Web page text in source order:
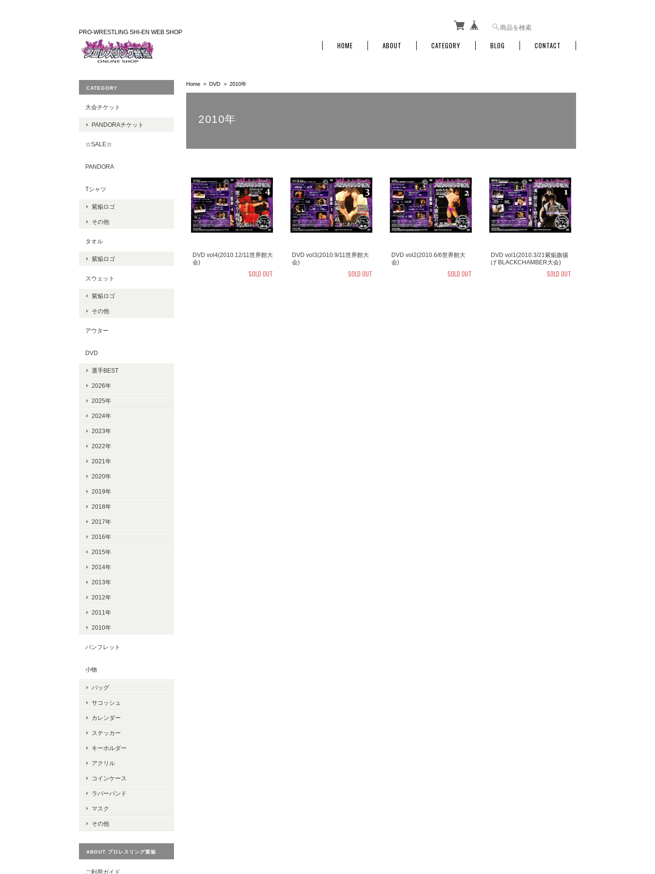
PRO-WRESTLING SHI-EN WEB SHOP
HOME ABOUT CATEGORY BLOG CONTACT
Home DVD 2010年
2010年
DVD vol4(2010.12/11世界館大
会)
SOLD OUT
DVD vol3(2010.9/11世界館大
会)
SOLD OUT
DVD vol2(2010.6/6世界館大
会)
SOLD OUT
DVD vol1(2010.3/21紫焔旗揚
げ BLACKCHAMBER大会)
SOLD OUT
CATEGORY
大会チケット
PANDORAチケット
☆SALE☆
PANDORA
Tシャツ
紫焔ロゴ
その他
タオル
紫焔ロゴ
スウェット
紫焔ロゴ
その他
アウター
DVD
選手BEST
2026年
2025年
2024年
2023年
2022年
2021年
2020年
2019年
2018年
2017年
2016年
2015年
2014年
2013年
2012年
2011年
2010年
パンフレット
小物
バッグ
サコッシュ
カレンダー
ステッカー
キーホルダー
アクリル
コインケース
ラバーバンド
マスク
その他
ABOUT プロレスリング紫焔
ご利用ガイド